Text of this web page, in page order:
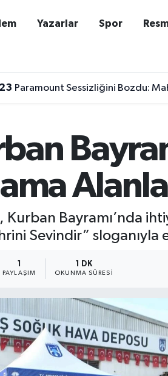
Yazarlar Spor
Paramount Sessizliğini Bozdu:
Bayramı’nda
Sevindir” sloganıyla
PAYLAŞIM
1 DK
OKUNMA SÜRESI